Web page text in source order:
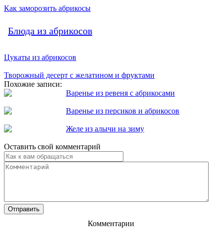
Как заморозить абрикосы
Блюда из абрикосов
Цукаты из абрикосов
Творожный десерт с желатином и фруктами
Похожие записи:
Варенье из ревеня с абрикосами
Варенье из персиков и абрикосов
Желе из алычи на зиму
Оставить свой комментарий
Комментарии